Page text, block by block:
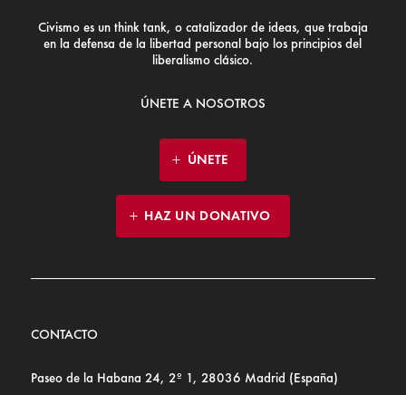
Civismo es un think tank, o catalizador de ideas, que trabaja
en la defensa de la libertad personal bajo los principios del
liberalismo clásico.
ÚNETE A NOSOTROS
ÚNETE
HAZ UN DONATIVO
CONTACTO
Paseo de la Habana 24, 2º 1, 28036 Madrid (España)